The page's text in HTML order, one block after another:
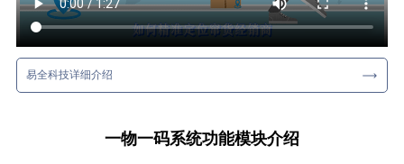
易全科技详细介绍
一物一码系统功能模块介绍